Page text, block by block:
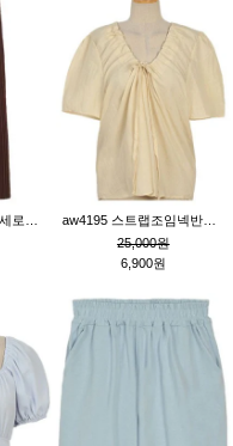
25,000원
6,900원